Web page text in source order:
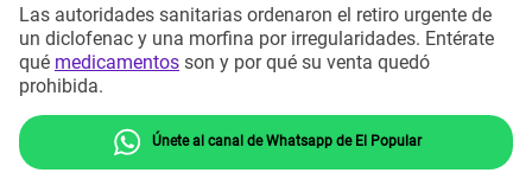
Las autoridades sanitarias ordenaron el retiro urgente de
un diclofenac y una morfina por irregularidades. Entérate
qué medicamentos son y por qué su venta quedó
prohibida.
Únete al canal de Whatsapp de El Popular